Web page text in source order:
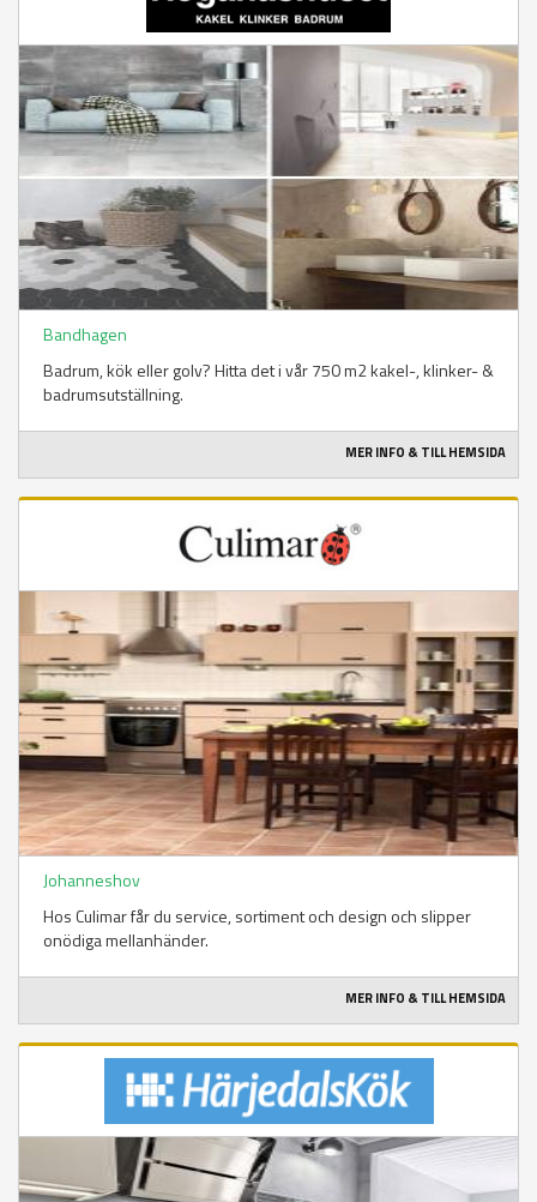
Bandhagen
Badrum, kök eller golv? Hitta det i vår 750 m2 kakel-, klinker- &
badrumsutställning.
MER INFO & TILL HEMSIDA
Johanneshov
Hos Culimar får du service, sortiment och design och slipper
onödiga mellanhänder.
MER INFO & TILL HEMSIDA